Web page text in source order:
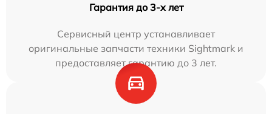
Гарантия до 3-х лет
Сервисный центр устанавливает
оригинальные запчасти техники Sightmark и
предоставляет гарантию до 3 лет.